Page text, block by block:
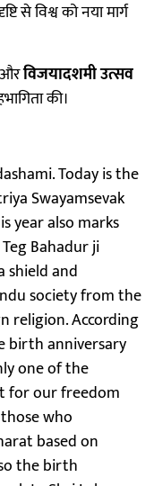
से विश्व को नया मार्ग
औरविजयादशमी उत्सव
की।
Today is the
Swayamsevak
year also marks
Bahadur ji
shield and
society from the
religion. According
birth anniversary
one of the
for our freedom
who
based on
the birth